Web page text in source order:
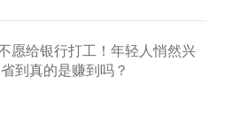
愿给银行打工！年轻人悄然兴
到真的是赚到吗？